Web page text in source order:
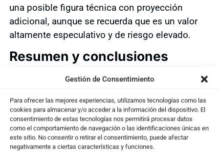
Gestión de Consentimiento
Para ofrecer las mejores experiencias, utilizamos tecnologías como las
cookies para almacenar y/o acceder a la información del dispositivo. El
consentimiento de estas tecnologías nos permitirá procesar datos
como el comportamiento de navegación o las identificaciones únicas en
este sitio. No consentir o retirar el consentimiento, puede afectar
negativamente a ciertas características y funciones.
una posible figura técnica con proyección
adicional, aunque se recuerda que es un valor
altamente especulativo y de riesgo elevado.
Resumen y conclusiones
En definitiva, repasamos losniveles clave
los próximos días en estos valores, así como la
situación general delIbex 35, que se enfrenta a
soportes relevantes tras la caída de hoy. Un
análisis completopara estar preparado ante los